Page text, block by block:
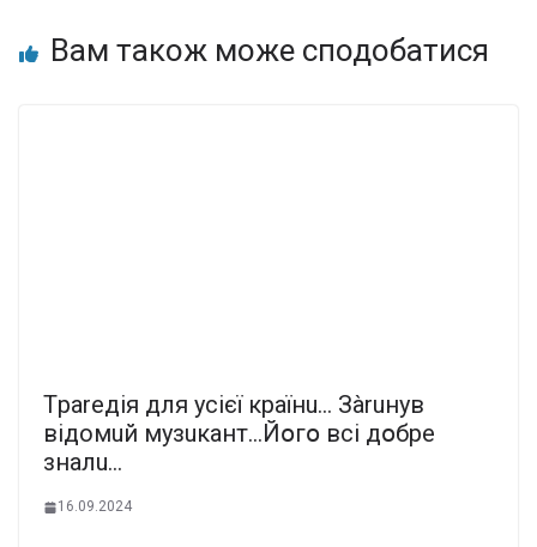
Вам також може сподобатися
Тpareдiя для усієї кpaїнu… Зàruнyв
вiдoмuй мyзuкaнт…Йօгօ всі дօбpe
знaлu…
16.09.2024